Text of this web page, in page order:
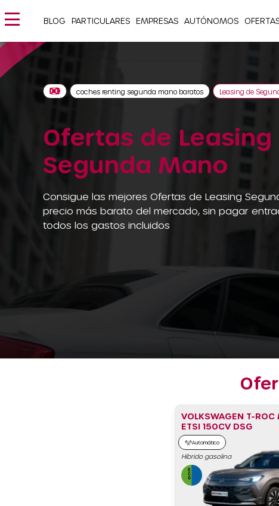
BLOG PARTICULARES EMPRESAS AUTÓNOMOS
Ofertas de Leasing
Segunda Mano
Consigue las mejores Ofertas de Leasing
precio más barato del mercado, sin pagar
todos los gastos incluidos
coches renting segunda mano baratos Leasing de
VOLKSWAGEN T-ROC
ETSI 150CV DSG
Automático
Híbrido gasolina